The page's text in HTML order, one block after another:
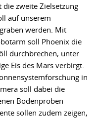
die zweite Zielsetzung
auf unserem
werden. Mit
soll Phoenix die
durchbrechen, unter
Eis des Mars verbirgt.
in
soll dabei die
Bodenproben
sollen zudem zeigen,